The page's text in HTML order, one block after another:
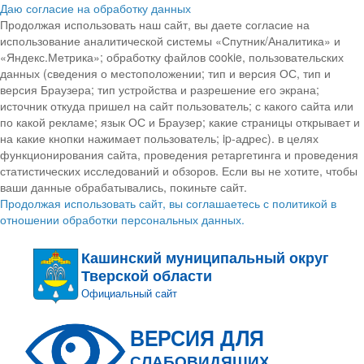
Даю согласие на обработку данных
Продолжая использовать наш сайт, вы даете согласие на
использование аналитической системы «Спутник/Аналитика» и
«Яндекс.Метрика»; обработку файлов cookie, пользовательских
данных (сведения о местоположении; тип и версия ОС, тип и
версия Браузера; тип устройства и разрешение его экрана;
источник откуда пришел на сайт пользователь; с какого сайта или
по какой рекламе; язык ОС и Браузер; какие страницы открывает и
на какие кнопки нажимает пользователь; ip-адрес). в целях
функционирования сайта, проведения ретаргетинга и проведения
статистических исследований и обзоров. Если вы не хотите, чтобы
ваши данные обрабатывались, покиньте сайт.
Продолжая использовать сайт, вы соглашаетесь с политикой в
отношении обработки персональных данных.